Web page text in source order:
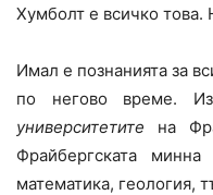
Хумболт е всичко това.
Имал е познанията за
по негово време.
университетите на
Фрайбергската
математика, геология,